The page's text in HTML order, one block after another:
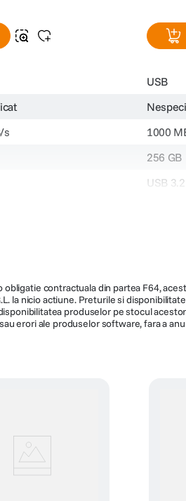
USB
s 1000
256 GB
USB 3.2
32416
contractuala din partea F64,
la nicio actiune. Preturile si
produselor pe stocul
erori ale produselor software, fara a